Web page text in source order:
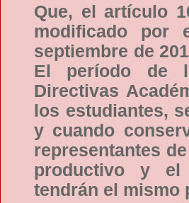
Que, el artículo
modificado por
septiembre de
El período de
Directivas
los estudiantes,
y cuando
representantes
productivo y
tendrán el mismo